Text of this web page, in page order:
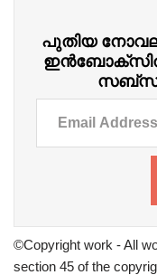
പുതിയ
ഇന്‍ബോക്‌സില്‍
©Copyright work - All
section 45 of the